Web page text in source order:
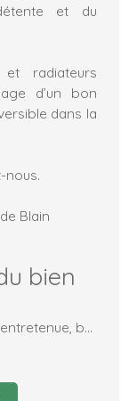
et du
radiateurs
d’un bon
dans la
nous.
Blain
bien
charme de la pierre, très bien entretenue, beaux volumes